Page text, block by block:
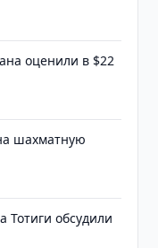
оценили в $22
шахматную
Тотиги обсудили